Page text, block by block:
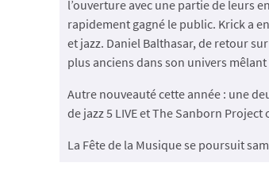
l’ouverture avec une partie de leurs
rapidement gagné le public. Krick a
et jazz. Daniel Balthasar, de retour
plus anciens dans son univers
Autre nouveauté cette année : une
de jazz 5 LIVE et The Sanborn
La Fête de la Musique se poursuit